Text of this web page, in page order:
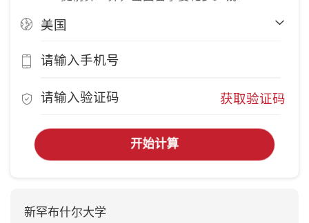
获取验证码
开始计算
新罕布什尔大学